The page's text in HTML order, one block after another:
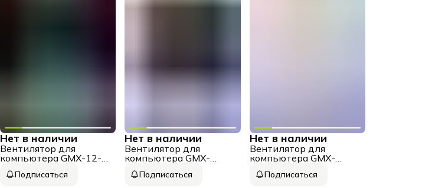
Нет в наличии
Вентилятор для
компьютера GMX-12-
DBB
Подписаться
Нет в наличии
Вентилятор для
компьютера GMX-
WFBK-PWM
Подписаться
Нет в наличии
Вентилятор для
компьютера GMX-
WFWT-PWM
Подписаться